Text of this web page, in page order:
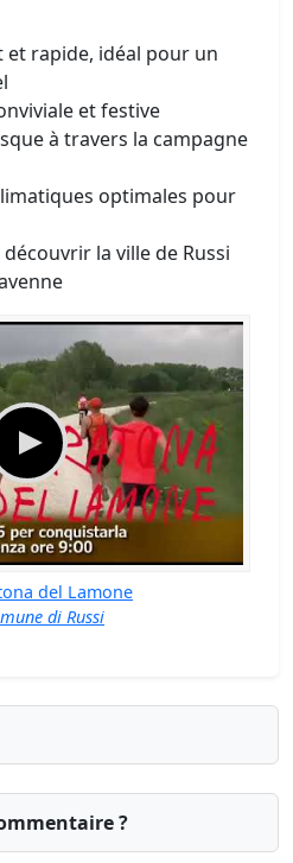
et rapide, idéal pour un
et festive
à travers la campagne
optimales pour
la ville de Russi
del Lamone
di Russi
?